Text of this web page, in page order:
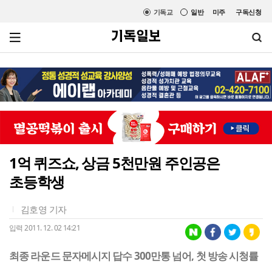
미주 구독신청
일반
기독교
1억 퀴즈쇼, 상금 5천만원 주인공은
초등학생
김호영 기자
입력 2011. 12. 02 14:21
최종 라운드 문자메시지 답수 300만통 넘어, 첫 방송 시청률